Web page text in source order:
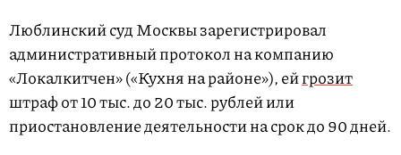
Люблинский суд Москвы зарегистрировал
административный протокол на компанию
«Локалкитчен» («Кухня на районе»), ейгрозит
штраф от 10 тыс. до 20 тыс. рублей или
приостановление деятельности на срок до 90 дней.